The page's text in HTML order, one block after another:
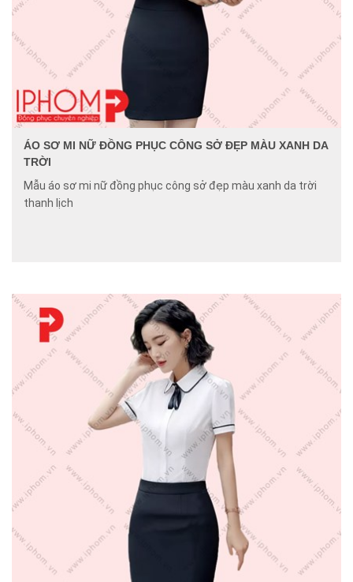
ÁO SƠ MI NỮ ĐỒNG PHỤC CÔNG SỞ ĐẸP MÀU XANH DA
TRỜI
Mẫu áo sơ mi nữ đồng phục công sở đẹp màu xanh da trời
thanh lịch